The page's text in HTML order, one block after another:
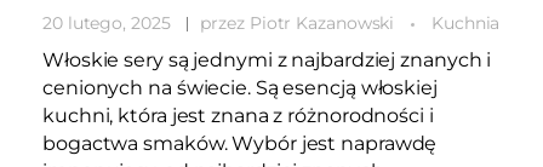
20 lutego, 2025 przez Piotr Kazanowski Kuchnia
Włoskie sery są jednymi z najbardziej znanych i
cenionych na świecie. Są esencją włoskiej
kuchni, która jest znana z różnorodności i
bogactwa smaków. Wybór jest naprawdę